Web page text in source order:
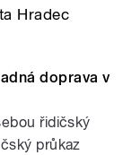
Hradec
doprava v
řidičský
průkaz